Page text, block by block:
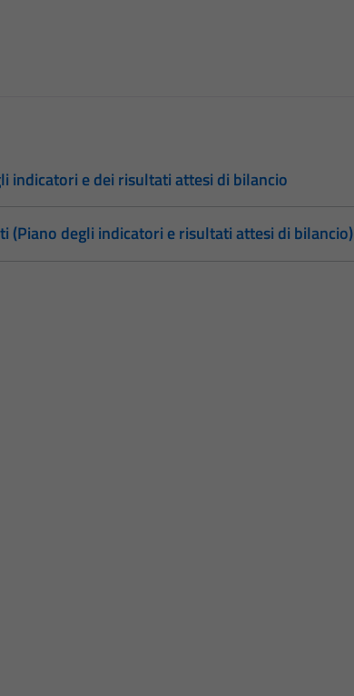
indicatori e dei risultati attesi di bilancio
(Piano degli indicatori e risultati attesi di bilancio)